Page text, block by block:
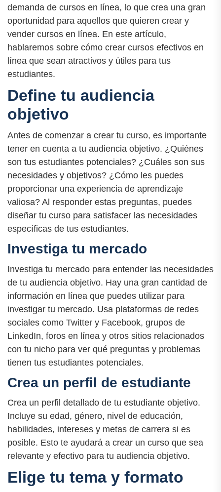
demanda de cursos en línea, lo que crea una gran
oportunidad para aquellos que quieren crear y
vender cursos en línea. En este artículo,
hablaremos sobre cómo crear cursos efectivos en
línea que sean atractivos y útiles para tus
estudiantes.
Define tu audiencia
objetivo
Antes de comenzar a crear tu curso, es importante
tener en cuenta a tu audiencia objetivo. ¿Quiénes
son tus estudiantes potenciales? ¿Cuáles son sus
necesidades y objetivos? ¿Cómo les puedes
proporcionar una experiencia de aprendizaje
valiosa? Al responder estas preguntas, puedes
diseñar tu curso para satisfacer las necesidades
específicas de tus estudiantes.
Investiga tu mercado
Investiga tu mercado para entender las necesidades
de tu audiencia objetivo. Hay una gran cantidad de
información en línea que puedes utilizar para
investigar tu mercado. Usa plataformas de redes
sociales como Twitter y Facebook, grupos de
LinkedIn, foros en línea y otros sitios relacionados
con tu nicho para ver qué preguntas y problemas
tienen tus estudiantes potenciales.
Crea un perfil de estudiante
Crea un perfil detallado de tu estudiante objetivo.
Incluye su edad, género, nivel de educación,
habilidades, intereses y metas de carrera si es
posible. Esto te ayudará a crear un curso que sea
relevante y efectivo para tu audiencia objetivo.
Elige tu tema y formato